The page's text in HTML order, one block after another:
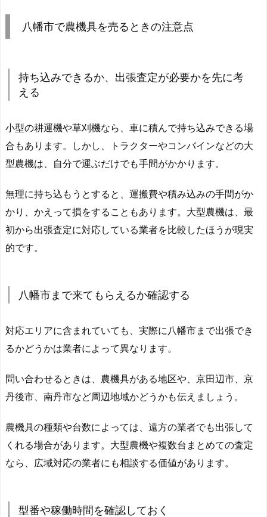
八幡市で農機具を売るときの注意点
持ち込みできるか、出張査定が必要かを先に考
える
小型の耕運機や草刈機なら、車に積んで持ち込みできる場
合もあります。しかし、トラクターやコンバインなどの大
型農機は、自分で運ぶだけでも手間がかかります。
無理に持ち込もうとすると、運搬費や積み込みの手間がか
かり、かえって損をすることもあります。大型農機は、最
初から出張査定に対応している業者を比較したほうが現実
的です。
八幡市まで来てもらえるか確認する
対応エリアに含まれていても、実際に八幡市まで出張でき
るかどうかは業者によって異なります。
問い合わせるときは、農機具がある地区や、京田辺市、京
丹後市、南丹市など周辺地域かどうかも伝えましょう。
農機具の種類や台数によっては、遠方の業者でも出張して
くれる場合があります。大型農機や複数台まとめての査定
なら、広域対応の業者にも相談する価値があります。
型番や稼働時間を確認しておく